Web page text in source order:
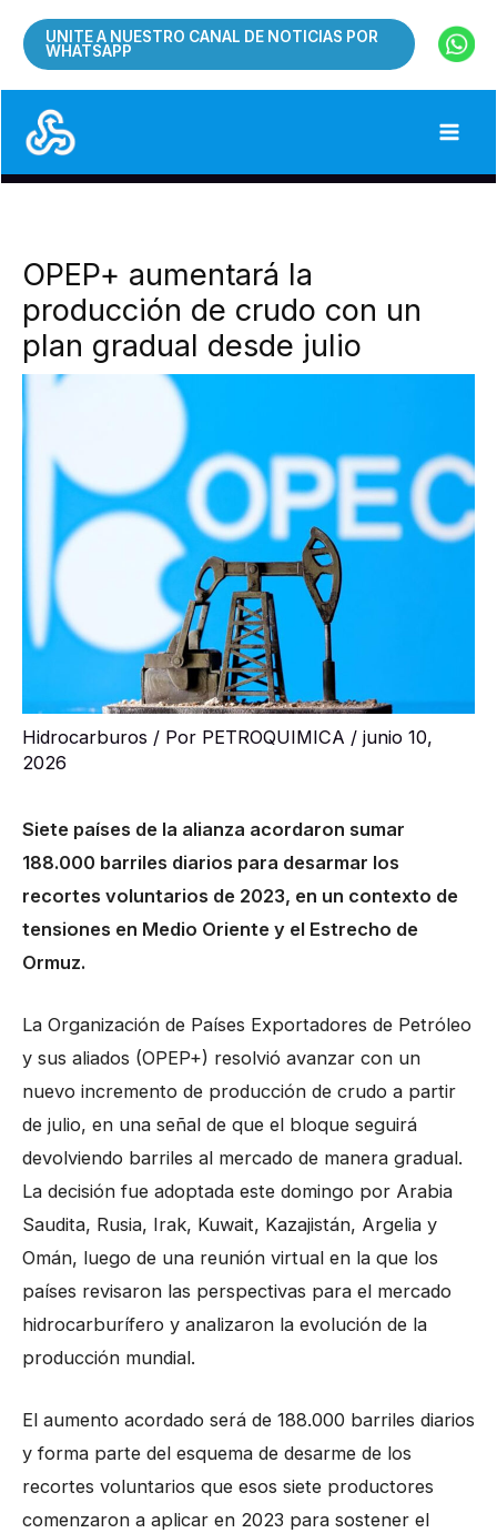
UNITE A NUESTRO CANAL DE NOTICIAS POR
WHATSAPP
OPEP+ aumentará la
producción de crudo con un
plan gradual desde julio
Hidrocarburos / Por PETROQUIMICA / junio 10,
2026
Siete países de la alianza acordaron sumar
188.000 barriles diarios para desarmar los
recortes voluntarios de 2023, en un contexto de
tensiones en Medio Oriente y el Estrecho de
Ormuz.
La Organización de Países Exportadores de Petróleo
y sus aliados (OPEP+) resolvió avanzar con un
nuevo incremento de producción de crudo a partir
de julio, en una señal de que el bloque seguirá
devolviendo barriles al mercado de manera gradual.
La decisión fue adoptada este domingo por Arabia
Saudita, Rusia, Irak, Kuwait, Kazajistán, Argelia y
Omán, luego de una reunión virtual en la que los
países revisaron las perspectivas para el mercado
hidrocarburífero y analizaron la evolución de la
producción mundial.
El aumento acordado será de 188.000 barriles diarios
y forma parte del esquema de desarme de los
recortes voluntarios que esos siete productores
comenzaron a aplicar en 2023 para sostener el